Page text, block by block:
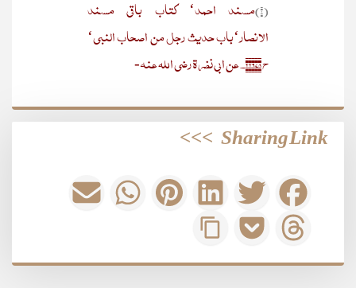
(۱) مسند احمد‘ کتاب باقی مسند
الانصار‘باب حدیث رجل من اصحاب النبی‘
ح ۲۲۹۷۸۔ عن ابی نضرۃ رضی اللہ عنہ-
Sharing Link
>>>